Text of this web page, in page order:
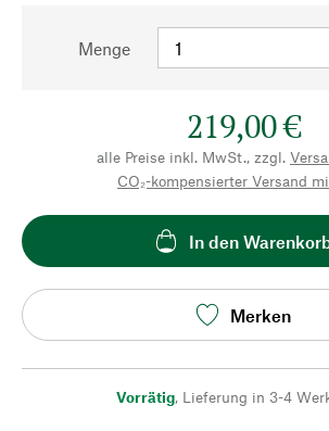
Menge
219,00 €
alle Preise inkl. MwSt., zzgl.
CO₂-kompensierter Versand
In den
Merken
Vorrätig, Lieferung in 3-4